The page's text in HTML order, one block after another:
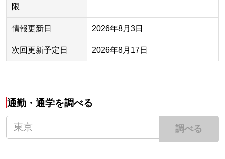
限
情報更新日 2026年8月3日
次回更新予定日 2026年8月17日
通勤・通学を調べる
調べる